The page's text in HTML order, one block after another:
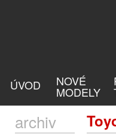
ÚVOD NOVÉ
MODELY
archiv